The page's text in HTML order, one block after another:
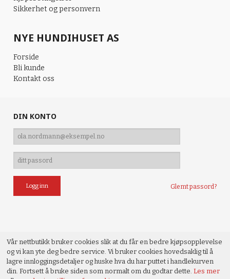
Sikkerhet og personvern
NYE HUNDIHUSET AS
Forside
Bli kunde
Kontakt oss
DIN KONTO
Glemt passord?
Vår nettbutikk bruker cookies slik at du får en bedre kjøpsopplevelse
og vi kan yte deg bedre service. Vi bruker cookies hovedsaklig til å
lagre innloggingsdetaljer og huske hva du har puttet i handlekurven
din. Fortsett å bruke siden som normalt om du godtar dette.Les mer